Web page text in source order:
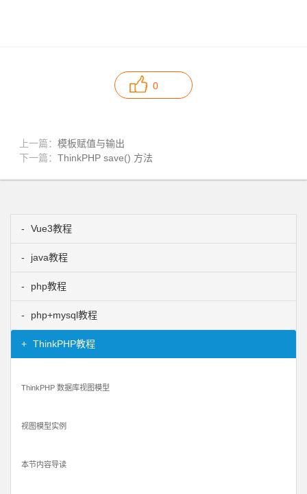
0
上一篇： 模板赋值与输出
下一篇： ThinkPHP save() 方法
Vue3教程
java教程
php教程
php+mysql教程
ThinkPHP教程
ThinkPHP 数据库视图模型
视图模型实例
本节内容导读